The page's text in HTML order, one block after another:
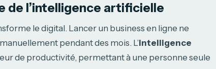
de l’intelligence artificielle
le digital. Lancer un business en ligne ne
pendant des mois. L’intelligence
de productivité, permettant à une personne seule